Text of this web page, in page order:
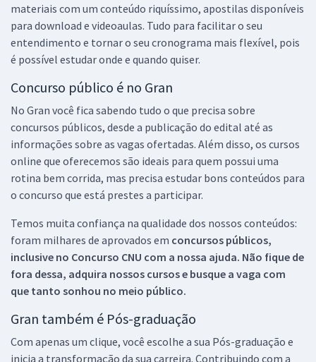
materiais com um conteúdo riquíssimo, apostilas disponíveis
para download e videoaulas. Tudo para facilitar o seu
entendimento e tornar o seu cronograma mais flexível, pois
é possível estudar onde e quando quiser.
Concurso público é no Gran
No Gran você fica sabendo tudo o que precisa sobre
concursos públicos, desde a publicação do edital até as
informações sobre as vagas ofertadas. Além disso, os cursos
online que oferecemos são ideais para quem possui uma
rotina bem corrida, mas precisa estudar bons conteúdos para
o concurso que está prestes a participar.
Temos muita confiança na qualidade dos nossos conteúdos:
foram milhares de aprovados em concursos públicos,
inclusive no Concurso CNU com a nossa ajuda. Não fique de
fora dessa, adquira nossos cursos e busque a vaga com
que tanto sonhou no meio público.
Gran também é Pós-graduação
Com apenas um clique, você escolhe a sua Pós-graduação e
inicia a transformação da sua carreira. Contribuindo com a